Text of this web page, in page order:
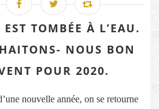
TOMBÉE À L’EAU.
NOUS BON
POUR 2020.
nouvelle année, on se retourne